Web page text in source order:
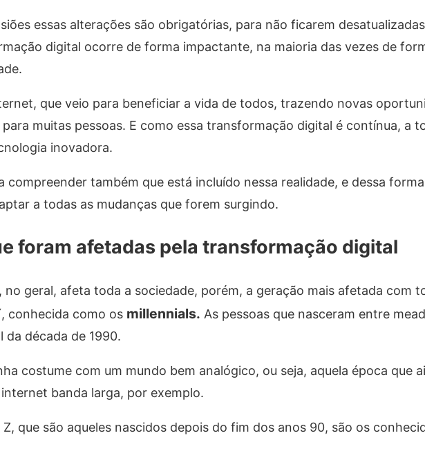
essas alterações são obrigatórias, para não ficarem
digital ocorre de forma impactante, na maioria das vezes de
que veio para beneficiar a vida de todos, trazendo novas
muitas pessoas. E como essa transformação digital é contínua, a
inovadora.
compreender também que está incluído nessa realidade, e dessa
a todas as mudanças que forem surgindo.
foram afetadas pela transformação digital
no geral, afeta toda a sociedade, porém, a geração mais afetada com
, conhecida como os millennials. As pessoas que nasceram entre
da década de 1990.
costume com um mundo bem analógico, ou seja, aquela época que
banda larga, por exemplo.
que são aqueles nascidos depois do fim dos anos 90, são os